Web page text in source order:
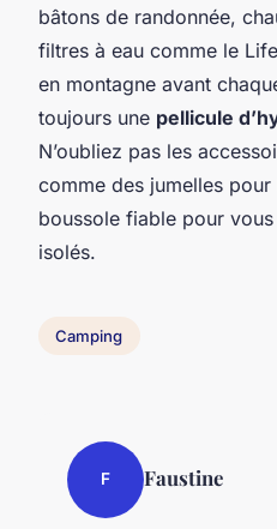
bâtons de randonnée,
filtres à eau comme le
en montagne avant
toujours une pellicule
N’oubliez pas les
comme des jumelles
boussole fiable pour
isolés.
Camping
F Faustine